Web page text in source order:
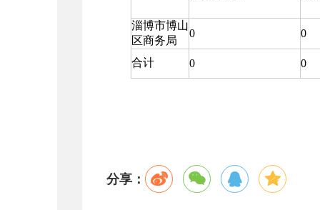
淄博市博山
区商务局
0 0
合计 0 0
分享：